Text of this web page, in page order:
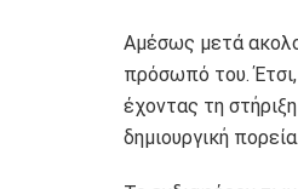
Αμέσως μετά
πρόσωπό του.
έχοντας τη
δημιουργική πορεία.